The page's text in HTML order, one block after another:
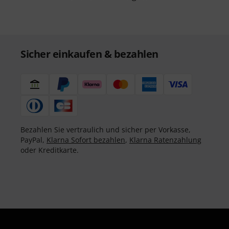
Sicher einkaufen & bezahlen
Bezahlen Sie vertraulich und sicher per Vorkasse,
PayPal, Klarna Sofort bezahlen, Klarna Ratenzahlung
oder Kreditkarte.